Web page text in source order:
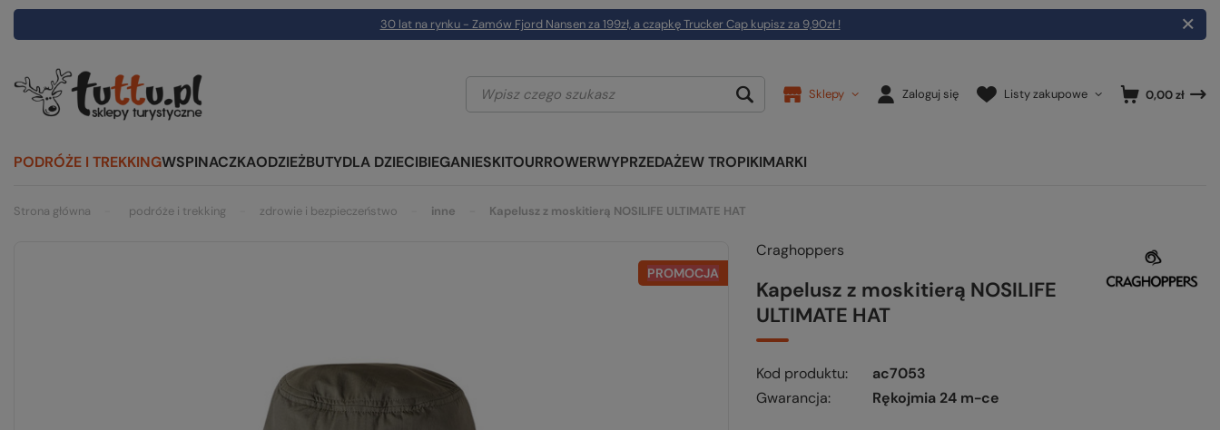
30 lat na rynku - Zamów Fjord Nansen za 199zł, a czapkę Trucker Cap kupisz za 9,90zł !
Sklepy Zaloguj się Listy zakupowe 0,00 zł
PODRÓŻE I TREKKINGWSPINACZKAODZIEŻBUTYDLA DZIECIBIEGANIESKITOURROWERWYPRZEDAŻEW TROPIKIMARKI
Strona główna podróże i trekking zdrowie i bezpieczeństwo inne Kapelusz z moskitierą NOSILIFE ULTIMATE HAT
PROMOCJA
Craghoppers
Kapelusz z moskitierą NOSILIFE
ULTIMATE HAT
Kod produktu
ac7053
Gwarancja
Rękojmia 24 m-ce